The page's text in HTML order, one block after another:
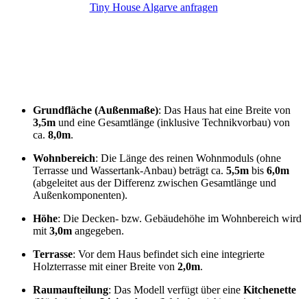
Tiny House Algarve anfragen
Grundfläche (Außenmaße): Das Haus hat eine Breite von
3,5m und eine Gesamtlänge (inklusive Technikvorbau) von
ca. 8,0m.
Wohnbereich: Die Länge des reinen Wohnmoduls (ohne
Terrasse und Wassertank-Anbau) beträgt ca. 5,5m bis 6,0m
(abgeleitet aus der Differenz zwischen Gesamtlänge und
Außenkomponenten).
Höhe: Die Decken- bzw. Gebäudehöhe im Wohnbereich wird
mit 3,0m angegeben.
Terrasse: Vor dem Haus befindet sich eine integrierte
Holzterrasse mit einer Breite von 2,0m.
Raumaufteilung: Das Modell verfügt über eine Kitchenette